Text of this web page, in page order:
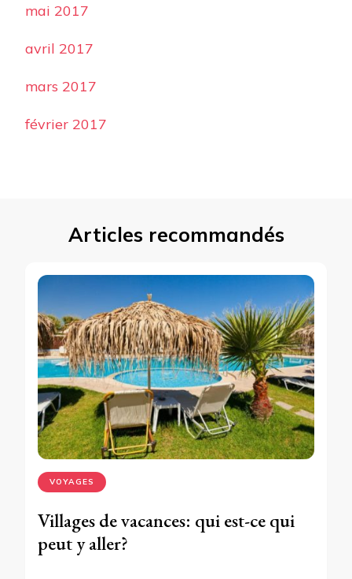
mai 2017
avril 2017
mars 2017
février 2017
Articles recommandés
VOYAGES
Villages de vacances: qui est-ce qui
peut y aller?